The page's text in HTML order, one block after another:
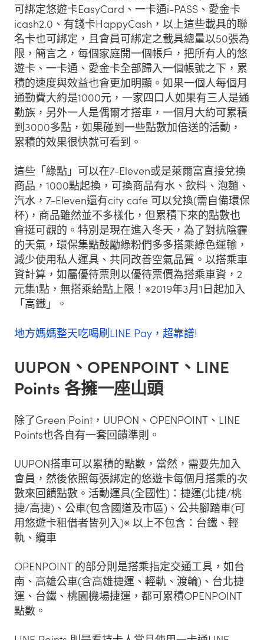
可綁定悠遊卡EasyCard、一卡通i-PASS、愛金卡
icash2.0、有錢卡HappyCash，以上這些載具的聯
名卡也可綁定，且會員可綁定之載具總量以50張為
限，簡言之，每個家庭開一個帳戶，把所有人的悠
遊卡、一卡通、愛金卡全部歸入一個帳號之下，累
積的速度與效益也會更加明顯。如果一個人每個月
通勤費大約是1000元，一家四口人如果有三人是通
勤族，另外一人是偶爾才搭車，一個月大約可累積
到3000多點，如果碰到一些點數加倍送的活動，
累積的效果很快就可看到。
這些「綠點」可以在7-Eleven或是萊爾富直接兌換
商品，1000點起換，可換商品有水、飲料、泡麵、
汽水，7-Eleven還有city cafe 可以兌換(需自備環保
杯)，商品雖然並不多樣化，但累積下來的點數也
會挺可觀的。特別是現在進入冬天，為了對抗陰霾
的天氣，環保集點鼓勵綠粉們多多搭乘綠色運輸，
減少使用私人運具、共同改善空氣品質。以搭乘車
資計算，如屬優待票則以優待票價為搭乘車資，2
元集1點，無搭乘給點上限！※2019年3月1日起加入
「高鐵」。
地方媽媽整天吃喝刷LINE Pay，超靠譜!
UUPON、OPENPOINT、LINE
Points 各擁一座山頭
除了Green Point，UUPON、OPENPOINT、LINE
Points也各自有一套回饋準則。
UUPON搭車可以累積的點數，當然，需要先加入
會員，然後依照每張綁定的悠遊卡每個月搭乘的次
數來回饋點數。活動運具(全國性)：捷運(北捷/桃
捷/高捷)、公車(包含國道及市區)、公共腳踏車(可
用悠遊卡租借者皆列入)※ 以上不包含：台鐵、輕
軌、纜車
OPENPOINT 的部分則是搭乘指定交通工具，如台
南、高雄公車(含高雄捷運、輕軌、渡輪)、台北捷
運、台鐵、桃園機場捷運，都可累積OPENPOINT
點數。